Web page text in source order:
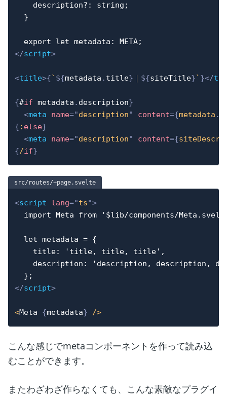
    description?: string;
  }
</script>
<title>{ ` ${metadata . title} ${siteTitle} ` }</
{#if metadata . description}
<meta name="description" content={metadata .
{ : else}
<meta name="description" content={
{/if}
src/routes/+page.svelte
<script lang="ts">
import Meta from '$lib/components/
  let metadata = {
    title: 'title, title, title',
description: 'description, description,
</script>
<Meta {metadata} />
こんな感じでmetaコンポーネントを作って読み込
むことができます。
またわざわざ作らなくても、こんな素敵なプラグイ